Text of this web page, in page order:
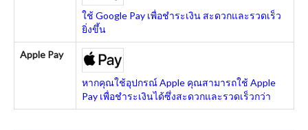
ใช้ Google Pay เพื่อชำระเงิน สะดวกและรวดเร็ว
ยิ่งขึ้น
Apple Pay
หากคุณใช้อุปกรณ์ Apple คุณสามารถใช้ Apple
Pay เพื่อชำระเงินได้ซึ่งสะดวกและรวดเร็วกว่า